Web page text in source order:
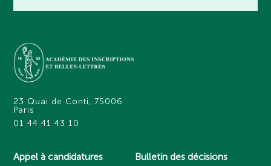
23 Quai de Conti, 75006
Paris
01 44 41 43 10
Appel à candidatures Bulletin des décisions